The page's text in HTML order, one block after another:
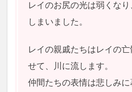
レイのお尻の光は弱くな
しまいました。
レイの親戚たちはレイの
せて、川に流します。
仲間たちの表情は悲しみに